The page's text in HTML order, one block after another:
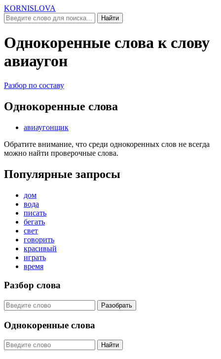
KORNISLOVA
Найти
Однокоренные слова к слову
авиаугон
Разбор по составу
Однокоренные слова
авиаугонщик
Обратите внимание, что среди однокоренных слов не всегда
можно найти проверочные слова.
Популярные запросы
дом
вода
писать
бегать
свет
говорить
красивый
играть
время
Разбор слова
Разобрать
Однокоренные слова
Найти